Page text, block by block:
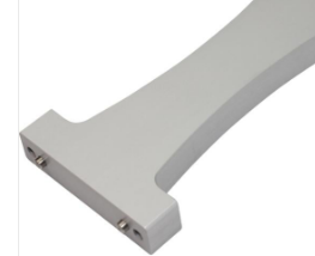
Weerstations
Aanbiedingen